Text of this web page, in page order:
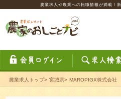
農業求人や農業への転職情報が満載！
農業求人トップ> 宮城県> MAROPIGX株式会社